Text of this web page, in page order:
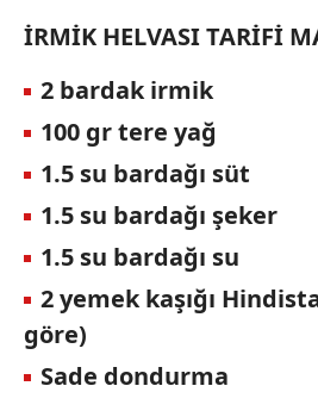
İRMİK HELVASI TARİFİ
2 bardak irmik
100 gr tere yağ
1.5 su bardağı süt
1.5 su bardağı şeker
1.5 su bardağı su
2 yemek kaşığı
göre)
Sade dondurma